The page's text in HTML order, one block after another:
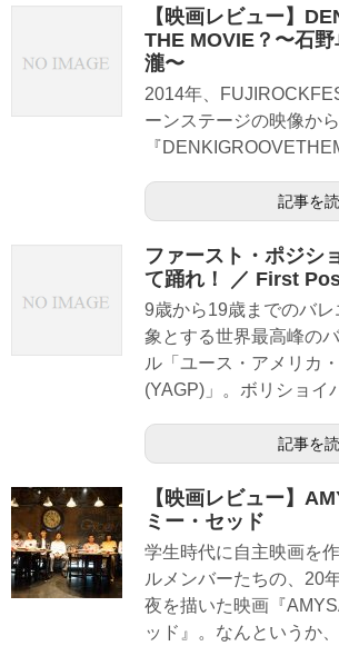
【映画レビュー】
THE MOVIE？〜石
瀧〜
2014年、
ーンステージの映像か
『
記事を
ファースト・ポジシ
て踊れ！ ／ First
9歳から19歳までのバ
象とする世界最高峰の
ル「ユース・アメリカ
(YAGP)」。ボリショイ
記事を
【映画レビュー】
ミー・セッド
学生時代に自主映画を
ルメンバーたちの、20
夜を描いた映画『
ッド』。なんというか